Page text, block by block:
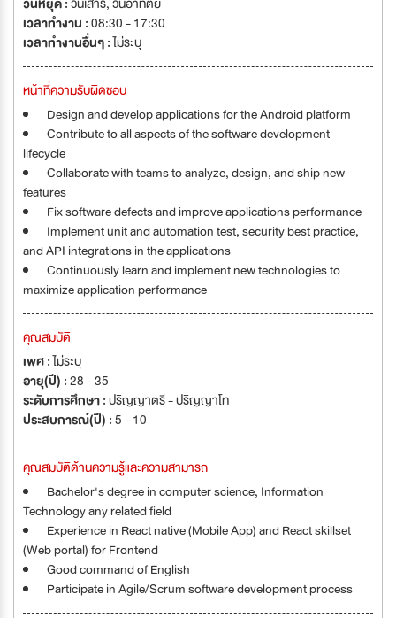
เวลาทำงาน :08:30 - 17:30
เวลาทำงานอื่นๆ :ไม่ระบุ
หน้าที่ความรับผิดชอบ
Design and develop applications for the Android platform
Contribute to all aspects of the software development
lifecycle
Collaborate with teams to analyze, design, and ship new
features
Fix software defects and improve applications performance
Implement unit and automation test, security best practice,
and API integrations in the applications
Continuously learn and implement new technologies to
maximize application performance
คุณสมบัติ
เพศ :ไม่ระบุ
อายุ(ปี) :28 - 35
ระดับการศึกษา :ปริญญาตรี - ปริญญาโท
ประสบการณ์(ปี) :5 - 10
คุณสมบัติด้านความรู้และความสามารถ
Bachelor's degree in computer science, Information
Technology any related field
Experience in React native (Mobile App) and React skillset
(Web portal) for Frontend
Good command of English
Participate in Agile/Scrum software development process